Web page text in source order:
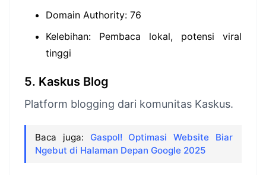
Domain Authority: 76
Kelebihan: Pembaca lokal, potensi viral
tinggi
5. Kaskus Blog
Platform blogging dari komunitas Kaskus.
Baca juga: Gaspol! Optimasi Website Biar
Ngebut di Halaman Depan Google 2025